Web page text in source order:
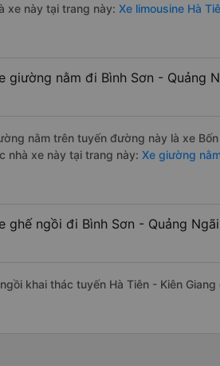
xe này tại trang này: Xe limousine Hà
giường nằm đi Bình Sơn - Quảng
nằm trên tuyến đường này là xe
nhà xe này tại trang này: Xe giường
ghế ngồi đi Bình Sơn - Quảng
khai thác tuyến Hà Tiên - Kiên Giang